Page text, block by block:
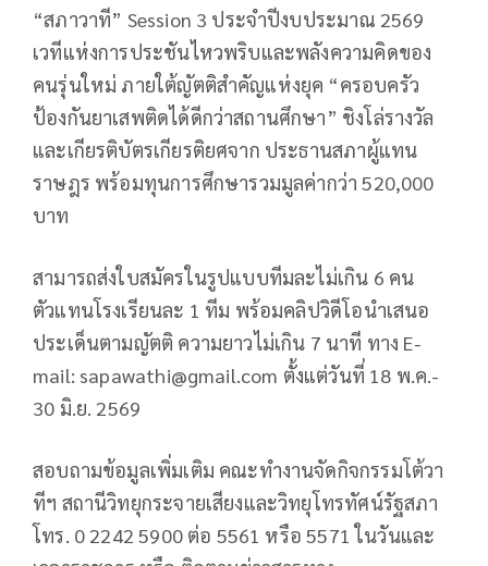
“สภาวาที” Session 3 ประจำปีงบประมาณ 2569
เวทีแห่งการประชันไหวพริบและพลังความคิดของ
คนรุ่นใหม่ ภายใต้ญัตติสำคัญแห่งยุค “ครอบครัว
ป้องกันยาเสพติดได้ดีกว่าสถานศึกษา” ชิงโล่รางวัล
และเกียรติบัตรเกียรติยศจาก ประธานสภาผู้แทน
ราษฎร พร้อมทุนการศึกษารวมมูลค่ากว่า 520,000
บาท
สามารถส่งใบสมัครในรูปแบบทีมละไม่เกิน 6 คน
ตัวแทนโรงเรียนละ 1 ทีม พร้อมคลิปวิดีโอนำเสนอ
ประเด็นตามญัตติ ความยาวไม่เกิน 7 นาที ทาง E-
mail: sapawathi@gmail.com ตั้งแต่วันที่ 18 พ.ค.-
30 มิ.ย. 2569
สอบถามข้อมูลเพิ่มเติม คณะทำงานจัดกิจกรรมโต้วา
ทีฯ สถานีวิทยุกระจายเสียงและวิทยุโทรทัศน์รัฐสภา
โทร. 0 2242 5900 ต่อ 5561 หรือ 5571 ในวันและ